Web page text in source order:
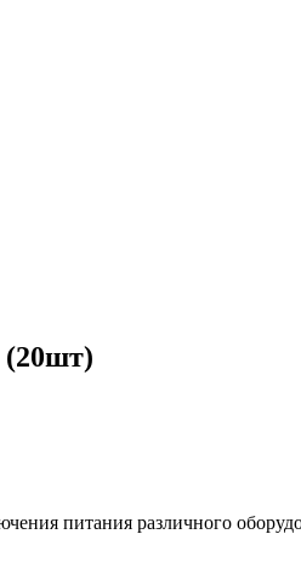
(20шт)
питания различного